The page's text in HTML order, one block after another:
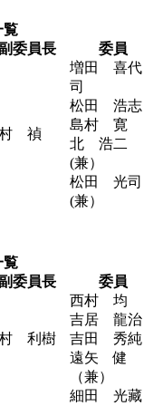
覧
委員長 委員
禎
増田 喜代
司
松田 浩志
島村 寛
北 浩二
(兼）
松田 光司
(兼）
覧
副委員長 委員
利樹
西村 均
吉居 龍治
吉田 秀純
遠矢 健
（兼）
細田 光藏